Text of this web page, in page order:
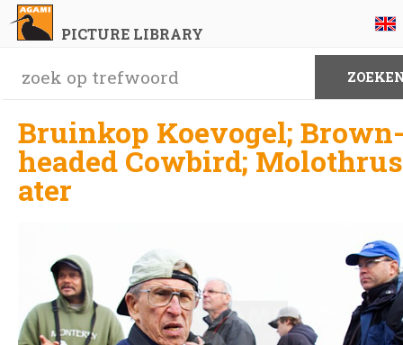
PICTURE LIBRARY
Bruinkop Koevogel;
headed Cowbird; Molothrus
ater